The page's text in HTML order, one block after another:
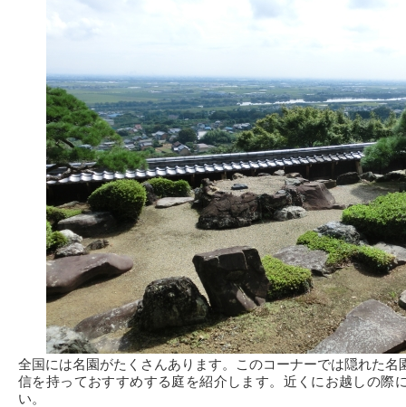
全国には名園がたくさんあります。このコーナーでは隠れた名
信を持っておすすめする庭を紹介します。近くにお越しの際
い。